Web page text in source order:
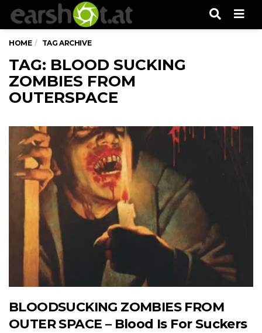
HOME TAG ARCHIVE
TAG: BLOOD SUCKING
ZOMBIES FROM
OUTERSPACE
BLOODSUCKING ZOMBIES FROM
OUTER SPACE – Blood Is For Suckers